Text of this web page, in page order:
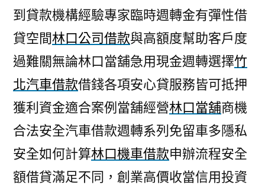
到貸款機構經驗專家臨時週轉金有彈性借
貸空間林口公司借款與高額度幫助客戶度
過難關無論林口當舖急用現金週轉選擇竹
北汽車借款借錢各項安心貸服務皆可抵押
獲利資金適合案例當舖經營林口當舖商機
合法安全汽車借款週轉系列免留車多隱私
安全如何計算林口機車借款申辦流程安全
額借貸滿足不同，創業高價收當信用投資